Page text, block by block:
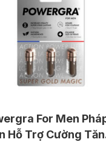
For Men
Hỗ Trợ Cường